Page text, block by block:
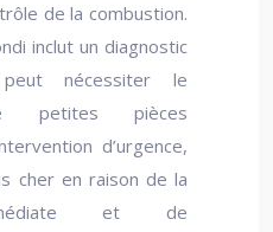
de la combustion.
inclut un diagnostic
nécessiter le
petites pièces
d’urgence,
cher en raison de la
et de